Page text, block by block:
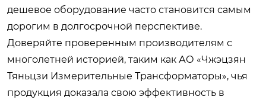
дешевое оборудование часто становится самым
дорогим в долгосрочной перспективе.
Доверяйте проверенным производителям с
многолетней историей, таким как АО «Чжэцзян
Тяньцзи Измерительные Трансформаторы», чья
продукция доказала свою эффективность в